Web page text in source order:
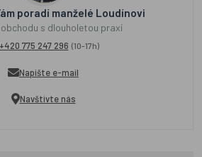
poradí manželé Loudínovi
s dlouholetou praxí
775 247 296 (10-17h)
Napište e-mail
Navštivte nás